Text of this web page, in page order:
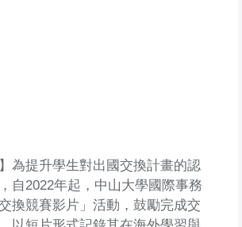
為提升學生對出國交換計畫的認
自2022年起，中山大學國際事務
換競賽影片」活動，鼓勵完成交